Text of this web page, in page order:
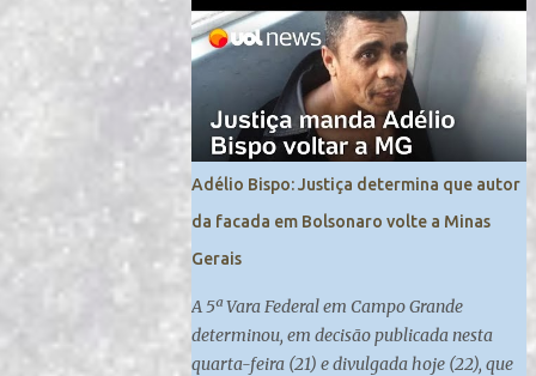
contra a manutenção da ordem pública. Os ...
Adélio Bispo: Justiça determina que autor
da facada em Bolsonaro volte a Minas
Gerais
A 5ª Vara Federal em Campo Grande
determinou, em decisão publicada nesta
quarta-feira (21) e divulgada hoje (22), que